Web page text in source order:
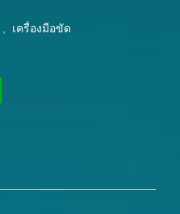
, เครื่องมือขัด